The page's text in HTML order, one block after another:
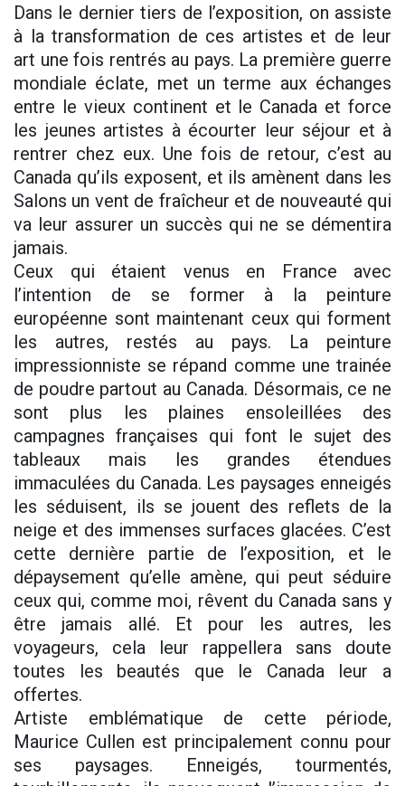
Dans le dernier tiers de l’exposition, on assiste
à la transformation de ces artistes et de leur
art une fois rentrés au pays. La première guerre
mondiale éclate, met un terme aux échanges
entre le vieux continent et le Canada et force
les jeunes artistes à écourter leur séjour et à
rentrer chez eux. Une fois de retour, c’est au
Canada qu’ils exposent, et ils amènent dans les
Salons un vent de fraîcheur et de nouveauté qui
va leur assurer un succès qui ne se démentira
jamais.
Ceux qui étaient venus en France avec
l’intention de se former à la peinture
européenne sont maintenant ceux qui forment
les autres, restés au pays. La peinture
impressionniste se répand comme une trainée
de poudre partout au Canada. Désormais, ce ne
sont plus les plaines ensoleillées des
campagnes françaises qui font le sujet des
tableaux mais les grandes étendues
immaculées du Canada. Les paysages enneigés
les séduisent, ils se jouent des reflets de la
neige et des immenses surfaces glacées. C’est
cette dernière partie de l’exposition, et le
dépaysement qu’elle amène, qui peut séduire
ceux qui, comme moi, rêvent du Canada sans y
être jamais allé. Et pour les autres, les
voyageurs, cela leur rappellera sans doute
toutes les beautés que le Canada leur a
offertes.
Artiste emblématique de cette période,
Maurice Cullen est principalement connu pour
ses paysages. Enneigés, tourmentés,